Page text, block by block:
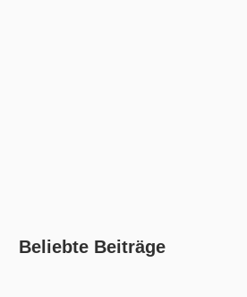
Beliebte Beiträge